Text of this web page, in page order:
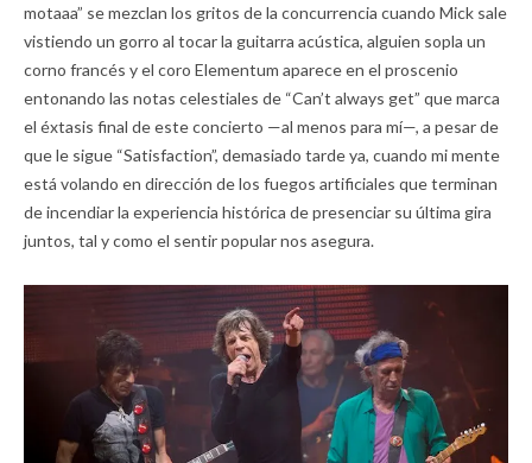
motaaa” se mezclan los gritos de la concurrencia cuando Mick sale
vistiendo un gorro al tocar la guitarra acústica, alguien sopla un
corno francés y el coro Elementum aparece en el proscenio
entonando las notas celestiales de “Can’t always get” que marca
el éxtasis final de este concierto —al menos para mí—, a pesar de
que le sigue “Satisfaction”, demasiado tarde ya, cuando mi mente
está volando en dirección de los fuegos artificiales que terminan
de incendiar la experiencia histórica de presenciar su última gira
juntos, tal y como el sentir popular nos asegura.